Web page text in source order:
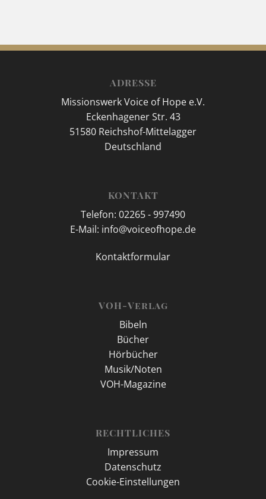
ADRESSE
Missionswerk Voice of Hope e.V.
Eckenhagener Str. 43
51580 Reichshof-Mittelagger
Deutschland
KONTAKT
Telefon: 02265 - 997490
E-Mail: info@voiceofhope.de
Kontaktformular
VOH-Verlag
Bibeln
Bücher
Hörbücher
Musik/Noten
VOH-Magazine
RECHTLICHES
Impressum
Datenschutz
Cookie-Einstellungen